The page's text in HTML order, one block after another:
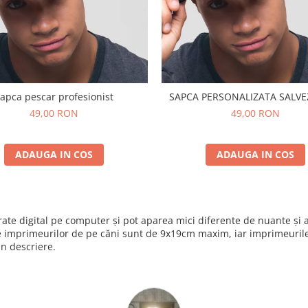
pescar profesionist
49,00 RON
ADAUGA IN COS
SAPCA
49,00 RON
ADAUGA IN COS
digital pe computer și pot aparea mici diferente de nuante
imprimeurilor de pe căni sunt de 9x19cm maxim, iar
descriere.